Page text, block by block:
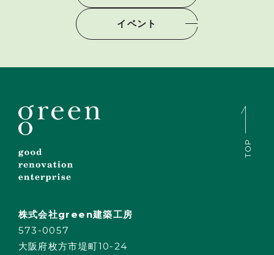
イベント
株式会社green建築工房
573-0057
大阪府枚方市堤町10-24
TOP